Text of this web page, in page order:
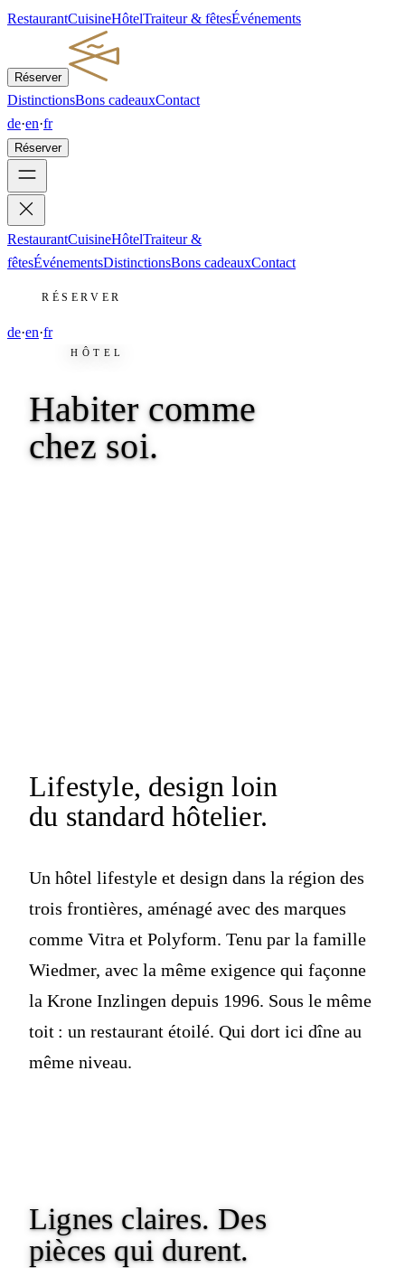
RestaurantCuisineHôtelTraiteur & fêtesÉvénements
Réserver
DistinctionsBons cadeauxContact
de·en·fr
Réserver
RestaurantCuisineHôtelTraiteur &
fêtesÉvénementsDistinctionsBons cadeauxContact
RÉSERVER
de·en·fr
HÔTEL
Habiter comme
chez soi.
Lifestyle, designloin
du standard hôtelier.
Un hôtel lifestyle et design dans la région des
trois frontières, aménagé avec des marques
comme Vitra et Polyform. Tenu par la famille
Wiedmer, avec la même exigence qui façonne
la Krone Inzlingen depuis 1996. Sous le même
toit : un restaurant étoilé. Qui dort ici dîne au
même niveau.
Lignes claires. Des
pièces qui durent.